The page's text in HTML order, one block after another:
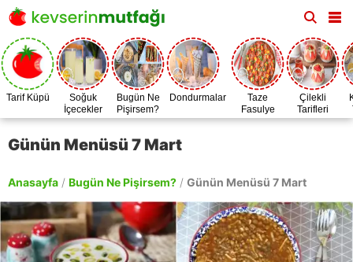
Tarif Küpü
Soğuk
İçecekler
Bugün Ne
Pişirsem?
Dondurmalar
Taze
Fasulye
Zamanı
Çilekli
Tarifleri
Günün Menüsü 7 Mart
Anasayfa / Bugün Ne Pişirsem? / Günün Menüsü 7 Mart